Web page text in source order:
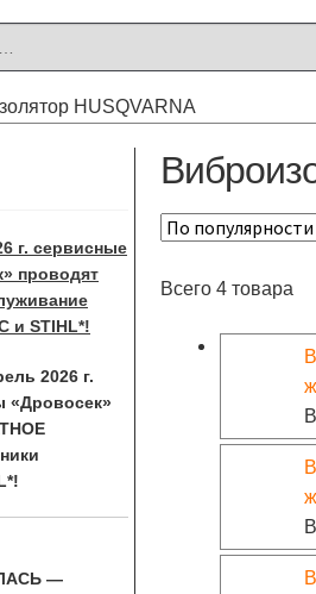
HUSQVARNA
Всего 4 товара
2026 г.
«Дровосек»
—